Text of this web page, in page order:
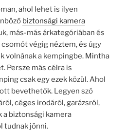
ahol lehet is ilyen
biztonsági kamera
más-más árkategóriában és
végig néztem, és úgy
volnának a kempingbe. Mintha
Persze más célra is
csak egy ezek közül. Ahol
bevethetők. Legyen szó
céges irodáról, garázsról,
a biztonsági kamera
tudnak jönni.